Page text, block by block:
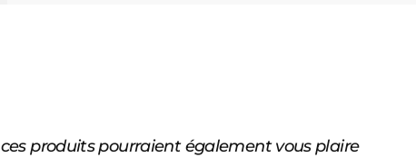
ces produits pourraient également vous plaire